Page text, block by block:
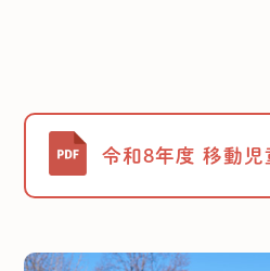
令和8年度 移動児